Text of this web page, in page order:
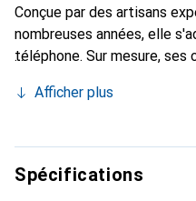
Conçue par des artisans
nombreuses années, elle
téléphone. Sur mesure,
et indispensable de votre
marque Noreve est un
exigeante.
Afficher plus
Spécifications